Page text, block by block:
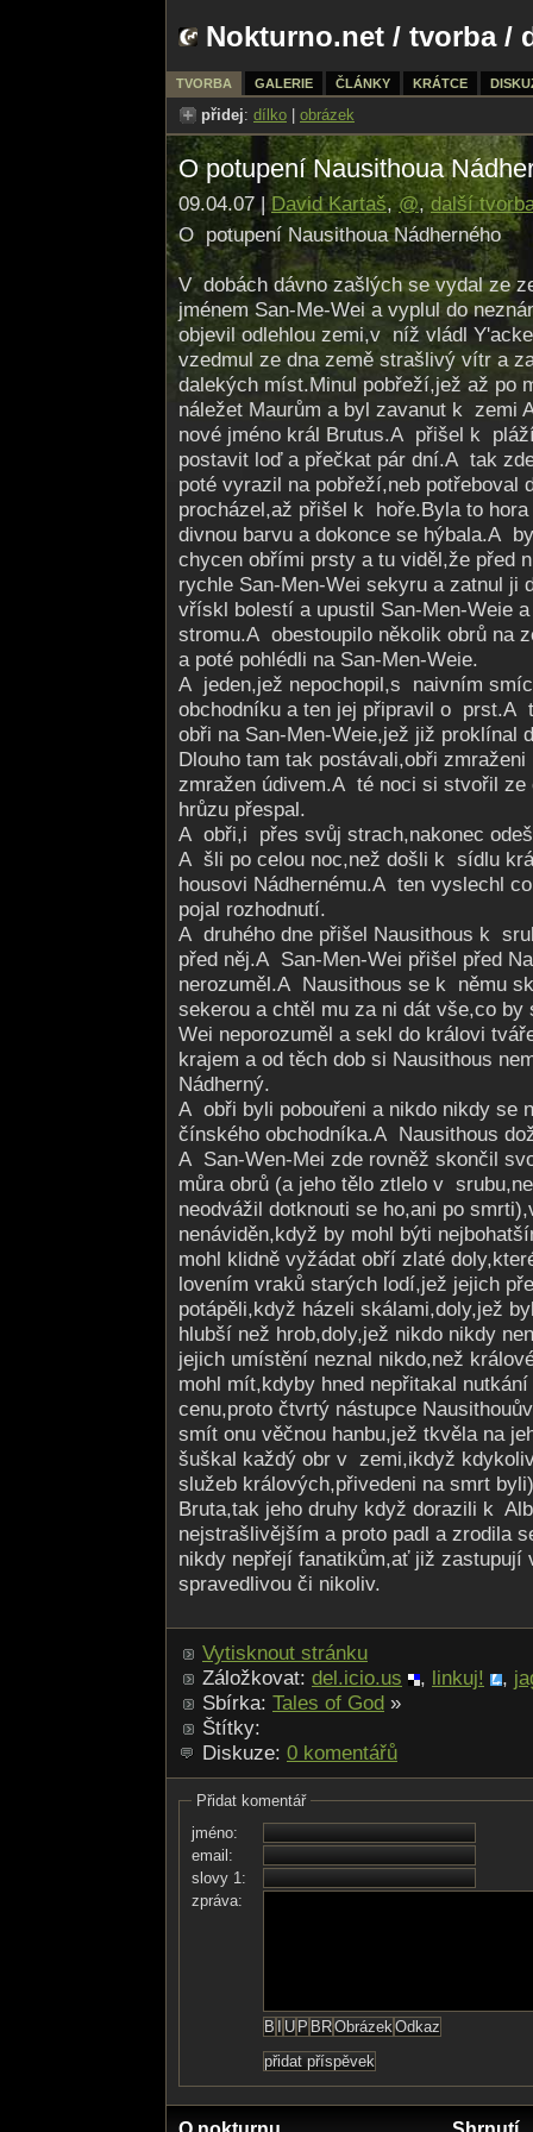
Nokturno.net / tvorba/
TVORBA GALERIE ČLÁNKY KRÁTCE
přidej: dílko obrázek
O potupení Nausithoua
09.04.07 | David Kartaš,@,další
O potupení Nausithoua Nádherného
V dobách dávno zašlých se vydal ze
jménem San-Me-Wei a vyplul do
objevil odlehlou zemi,v níž vládl
vzedmul ze dna země strašlivý vítr a
dalekých míst.Minul pobřeží,jež až po
náležet Maurům a byl zavanut k zemi
nové jméno král Brutus.A přišel k
postavit loď a přečkat pár dní.A tak
poté vyrazil na pobřeží,neb potřeboval
procházel,až přišel k hoře.Byla to hora
divnou barvu a dokonce se hýbala.A
chycen obřími prsty a tu viděl,že před
rychle San-Men-Wei sekyru a zatnul ji
vřískl bolestí a upustil San-Men-Weie
stromu.A obes­toupilo několik obrů na
a poté pohlédli na San-Men-Weie.
A jeden,jež nepochopil,s na­ivním
obchodníku a ten jej připravil o prst.A
obři na San-Men-Weie,jež již proklínal
Dlouho tam tak postávali,obři
zmražen údivem.A té noci si stvořil
hrůzu přespal.
A obři,i přes svůj strach,nakonec
A šli po celou noc,než došli k sídlu
housovi Nádhernému.A ten vyslechl
pojal rozhodnutí.
A druhého dne přišel Nausithous k
před něj.A San-Men-Wei přišel před
nerozuměl.A Nau­sithous se k němu
sekerou a chtěl mu za ni dát vše,co by
Wei neporozuměl a sekl do královi
krajem a od těch dob si Nausithous
Nádherný.
A obři byli pobouřeni a nikdo nikdy se
čínského obchodníka.A Nau­sithous
A San-Wen-Mei zde rovněž skončil
můra obrů (a jeho tělo ztlelo v
neodvážil dotknouti se ho,ani po
nenáviděn,když by mohl býti
mohl klidně vyžádat obří zlaté
lovením vraků starých lodí,jež jejich
potápěli,když házeli skálami,doly,jež
hlubší než hrob,doly,jež nikdo nikdy
jejich umístění neznal nikdo,než
mohl mít,kdyby hned nepřitakal
cenu,proto čtvrtý nástupce
smít onu věčnou hanbu,jež tkvěla na
šuškal každý obr v zemi,ikdyž
služeb králových,přivedeni na smrt
Bruta,tak jeho druhy když dorazili k
nejstrašlivějším a proto padl a zrodila
nikdy nepřejí fanatikům,ať již zastupují
spravedlivou či nikoliv.
Vytisknout stránku
Záložkovat: del.icio.us , linkuj! ,
Sbírka: Tales of God »
Štítky:
Diskuze: 0 komentářů
Přidat komentář
jméno:
email:
slovy 1:
zpráva: